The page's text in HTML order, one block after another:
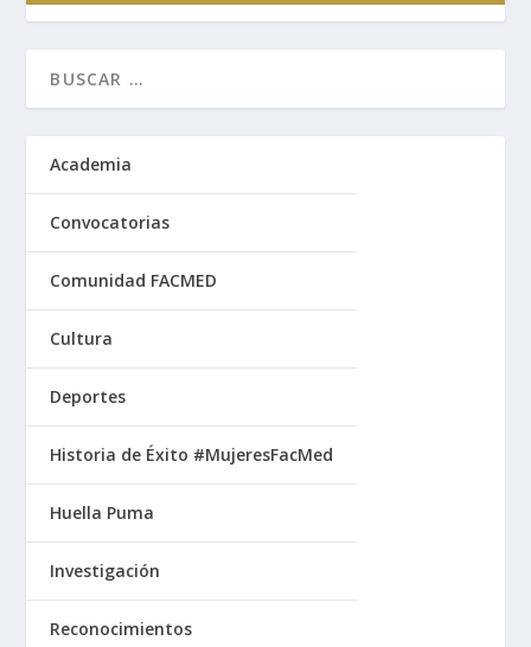
Academia
Convocatorias
Comunidad FACMED
Cultura
Deportes
Historia de Éxito #MujeresFacMed
Huella Puma
Investigación
Reconocimientos